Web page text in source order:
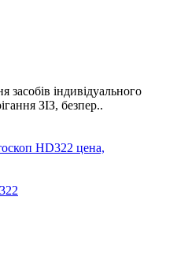
засобів індивідуального
ЗІЗ, безпер..